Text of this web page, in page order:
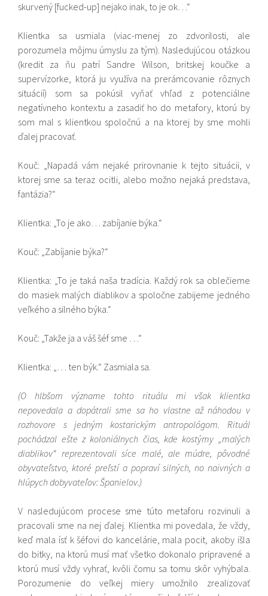
skurvený [fucked-up] nejako inak, to je ok…“
Klientka sa usmiala (viac-menej zo zdvorilosti, ale
porozumela môjmu úmyslu za tým). Nasledujúcou otázkou
(kredit za ňu patrí Sandre Wilson, britskej koučke a
supervízorke, ktorá ju využíva na prerámcovanie rôznych
situácií) som sa pokúsil vyňať vhľad z potenciálne
negatívneho kontextu a zasadiť ho do metafory, ktorú by
som mal s klientkou spoločnú a na ktorej by sme mohli
ďalej pracovať.
Kouč: „Napadá vám nejaké prirovnanie k tejto situácii, v
ktorej sme sa teraz ocitli, alebo možno nejaká predstava,
fantázia?“
Klientka: „To je ako… zabíjanie býka.“
Kouč: „Zabíjanie býka?“
Klientka: „To je taká naša tradícia. Každý rok sa oblečieme
do masiek malých diablikov a spoločne zabijeme jedného
veľkého a silného býka.“
Kouč: „Takže ja a váš šéf sme …“
Klientka: „… ten býk.“ Zasmiala sa.
(O hlbšom význame tohto rituálu mi však klientka
nepovedala a dopátrali sme sa ho vlastne až náhodou v
rozhovore s jedným kostarickým antropológom. Rituál
pochádzal ešte z koloniálnych čias, kde kostýmy „malých
diablikov“ reprezentovali síce malé, ale múdre, pôvodné
obyvateľstvo, ktoré preľstí a popraví silných, no naivných a
hlúpych dobyvateľov: Španielov.)
V nasledujúcom procese sme túto metaforu rozvinuli a
pracovali sme na nej ďalej. Klientka mi povedala, že vždy,
keď mala ísť k šéfovi do kancelárie, mala pocit, akoby išla
do bitky, na ktorú musí mať všetko dokonalo pripravené a
ktorú musí vždy vyhrať, kvôli čomu sa tomu skôr vyhýbala.
Porozumenie do veľkej miery umožnilo zrealizovať